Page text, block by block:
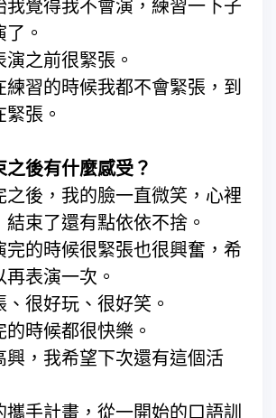
我覺得我不會演，練習一下子
。
之前很緊張。
練習的時候我都不會緊張，到
張。
之後有什麼感受？
之後，我的臉一直微笑，心裡
束了還有點依依不捨。
完的時候很緊張也很興奮，希
表演一次。
很好玩、很好笑。
時候都很快樂。
興，我希望下次還有這個活
手計畫，從一開始的口語訓